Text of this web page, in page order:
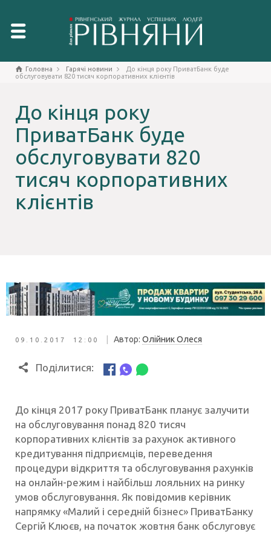
Головна Гарячі новини
До кінця року ПриватБанк буде
обслуговувати 820 тисяч корпоративних клієнтів
До кінця року
ПриватБанк буде
обслуговувати 820
тисяч корпоративних
клієнтів
09.10.2017 12:00 Автор: Олійник Олеся
Поділитися:
До кінця 2017 року ПриватБанк планує залучити
на обслуговування понад 820 тисяч
корпоративних клієнтів за рахунок активного
кредитування підприємців, переведення
процедури відкриття та обслуговування рахунків
на онлайн-режим і найбільш лояльних на ринку
умов обслуговування. Як повідомив керівник
напрямку «Малий і середній бізнес» ПриватБанку
Сергій Клюєв, на початок жовтня банк обслуговує